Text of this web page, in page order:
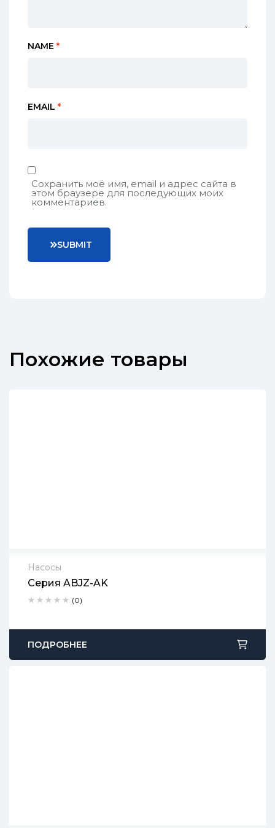
NAME *
EMAIL *
Сохранить моё имя, email и адрес сайта в
этом браузере для последующих моих
комментариев.
SUBMIT
Похожие товары
Насосы
Серия ABJZ-AK
(0)
2 года гарантии
Срок доставки: 1-2 рабочих дня
ПОДРОБНЕЕ